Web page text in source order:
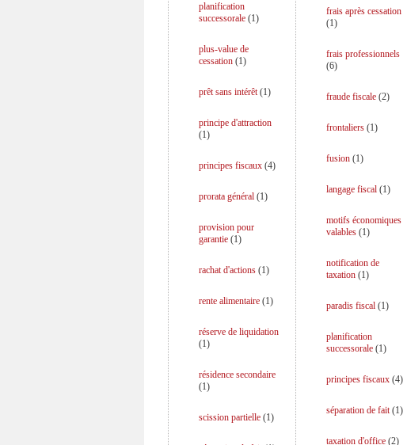
planification
successorale (1)
plus-value de
cessation (1)
prêt sans intérêt(1)
principe d'attraction
(1)
principes fiscaux (4)
prorata général (1)
provision pour
garantie (1)
rachat d'actions (1)
rente alimentaire (1)
réserve de liquidation
(1)
résidence secondaire
(1)
scission partielle (1)
frais après cessation
(1)
frais professionnels
(6)
fraude fiscale(2)
frontaliers(1)
fusion(1)
langage fiscal(1)
motifs économiques
valables(1)
notification de
taxation(1)
paradis fiscal(1)
planification
successorale(1)
principes fiscaux(4)
séparation de fait(1)
taxation d'office(2)